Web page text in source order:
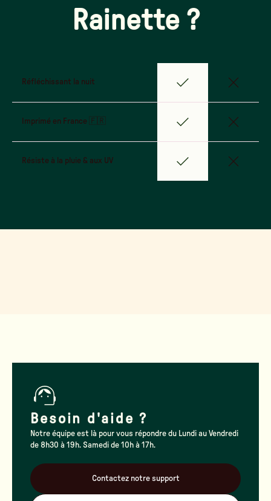
Rainette ?
Réfléchissant la nuit
Imprimé en France 🇫🇷
Résiste à la pluie & aux UV
Besoin d'aide ?
Notre équipe est là pour vous répondre du Lundi au Vendredi
de 8h30 à 19h. Samedi de 10h à 17h.
Contactez notre support